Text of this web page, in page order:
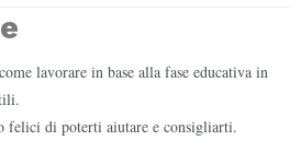
lavorare in base alla fase educativa in
felici di poterti aiutare e consigliarti.